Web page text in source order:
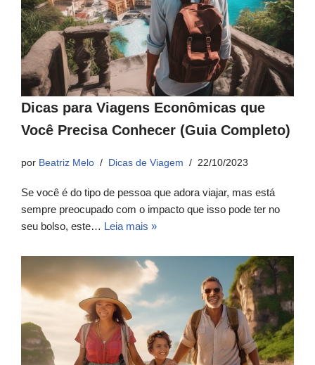
Dicas para Viagens Econômicas que
Você Precisa Conhecer (Guia Completo)
por Beatriz Melo Dicas de Viagem 22/10/2023
Se você é do tipo de pessoa que adora viajar, mas está
sempre preocupado com o impacto que isso pode ter no
seu bolso, este… Leia mais »